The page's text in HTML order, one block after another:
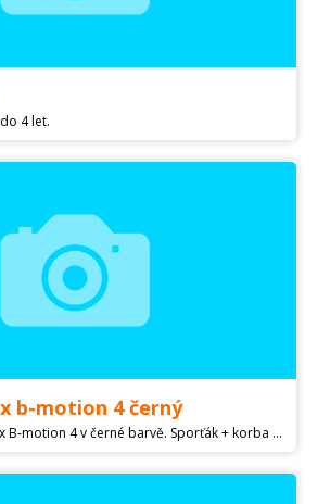
4 let.
Kočárek Britax b-motion 4 černý
Prodám kočárek Britax B-motion 4 v černé barvě. Sporťák + korba + doplňky. Kompletně vypráno. Mohu poslat více foto na email Pouze osobní převzetí - neposílám.